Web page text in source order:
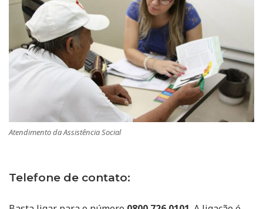
Atendimento da Assistência Social
Telefone de contato: